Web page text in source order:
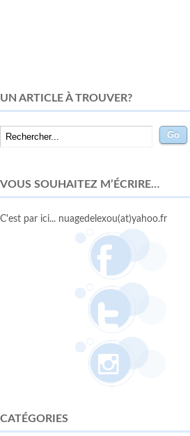
UN ARTICLE À TROUVER?
VOUS SOUHAITEZ M’ÉCRIRE…
C'est par ici... nuagedelexou(at)yahoo.fr
CATÉGORIES